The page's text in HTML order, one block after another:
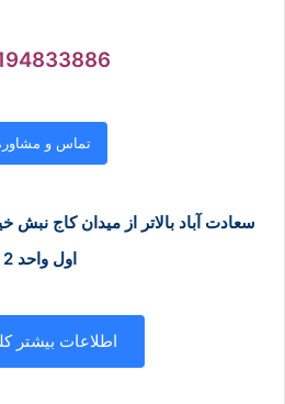
تماس و
سعادت آباد بالاتر از میدان کاج
اول واحد 2
اطلاعات بیشتر